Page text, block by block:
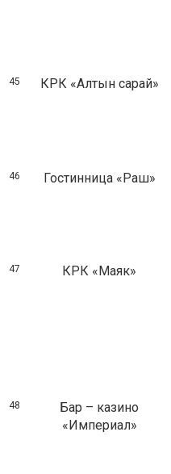
45 КРК «Алтын сарай»
46 Гостинница «Раш»
47 КРК «Маяк»
48
Бар – казино
«Империал»